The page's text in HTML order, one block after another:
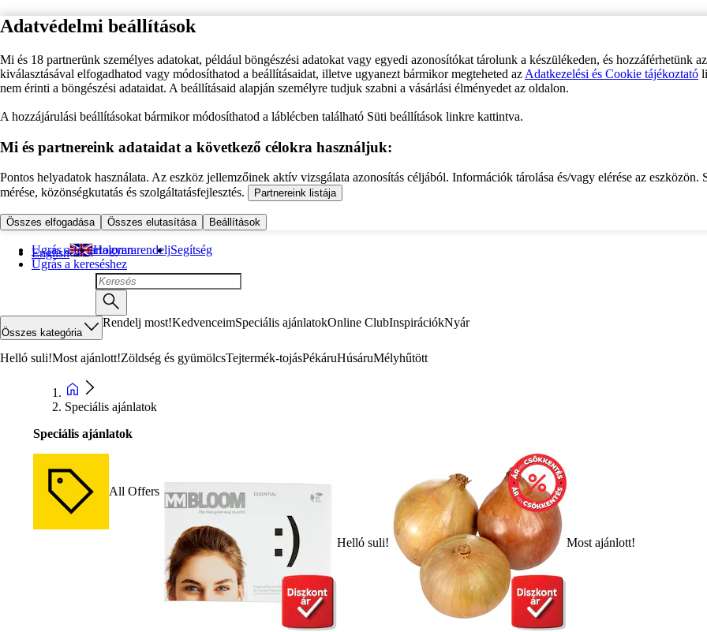
Adatvédelmi beállítások
Mi és 18 partnerünk személyes adatokat, például böngészési adatokat vagy egyedi azonosítókat tárolunk a készülékeden, és hozzáférhetünk
kiválasztásával elfogadhatod vagy módosíthatod a beállításaidat, illetve ugyanezt bármikor megteheted az Adatkezelési és Cookie tájékoztató
nem érinti a böngészési adataidat. A beállításaid alapján személyre tudjuk szabni a vásárlási élményedet az oldalon.
A hozzájárulási beállításokat bármikor módosíthatod a láblécben található Süti beállítások linkre kattintva.
Mi és partnereink adataidat a következő célokra használjuk:
Pontos helyadatok használata. Az eszköz jellemzőinek aktív vizsgálata azonosítás céljából. Információk tárolása és/vagy elérése az eszközön.
mérése, közönségkutatás és szolgáltatásfejlesztés.
Partnereink listája
Összes elfogadása Összes elutasítása Beállítások
Ugrás a fő tartalomra
Ugrás a kereséshez
English Hogyan rendeljSegítség
Összes kategória
Rendelj most!KedvenceimSpeciális ajánlatokOnline ClubInspirációkNyár
Helló suli!Most ajánlott!Zöldség és gyümölcsTejtermék-tojásPékáruHúsáruMélyhűtött
Speciális ajánlatok
Speciális ajánlatok
All Offers
Helló suli! Most ajánlott!